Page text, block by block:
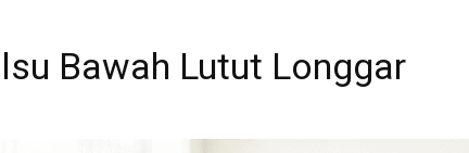
Bawah Lutut Longgar